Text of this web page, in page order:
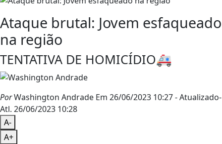
Ataque brutal: Jovem esfaqueado
na região
TENTATIVA DE HOMICÍDIO🚑
PorWashington Andrade Em 26/06/2023 10:27- Atualizado-
Atl. 26/06/2023 10:28
A-
A+